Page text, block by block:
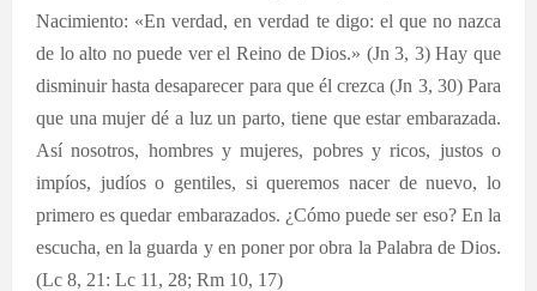
Nacimiento: «En verdad, en verdad te digo: el que no nazca
de lo alto no puede ver el Reino de Dios.» (Jn 3, 3) Hay que
disminuir hasta desaparecer para que él crezca (Jn 3, 30) Para
que una mujer dé a luz un parto, tiene que estar embarazada.
Así nosotros, hombres y mujeres, pobres y ricos, justos o
impíos, judíos o gentiles, si queremos nacer de nuevo, lo
primero es quedar embarazados. ¿Cómo puede ser eso? En la
escucha, en la guarda y en poner por obra la Palabra de Dios.
(Lc 8, 21: Lc 11, 28; Rm 10, 17)